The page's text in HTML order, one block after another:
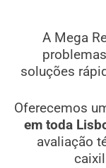
A Mega
soluções
Oferecemos
em toda
avaliação